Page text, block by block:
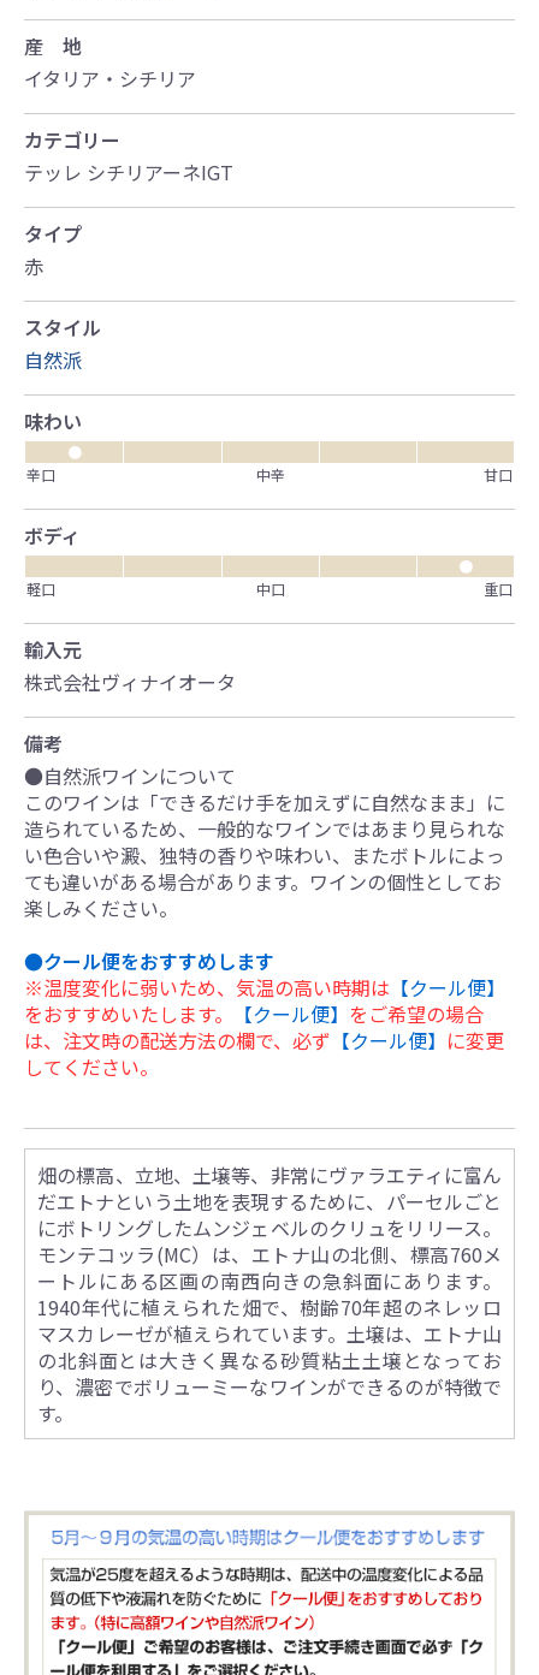
産 地
イタリア・シチリア
カテゴリー
テッレ シチリアーネIGT
タイプ
赤
スタイル
自然派
味わい
●
辛口
中辛 甘口
ボディ
●
軽口
中口 重口
輸入元
株式会社ヴィナイオータ
備考
●自然派ワインについて
このワインは「できるだけ手を加えずに自然なまま」に
造られているため、一般的なワインではあまり見られな
い色合いや澱、独特の香りや味わい、またボトルによっ
ても違いがある場合があります。ワインの個性としてお
楽しみください。
●クール便をおすすめします
※温度変化に弱いため、気温の高い時期は 【クール便】
をおすすめいたします。
【クール便】 をご希望の場合
は、注文時の配送方法の欄で、必ず 【クール便】 に変更
してください。
畑の標高、立地、土壌等、非常にヴァラエティに富ん
だエトナという土地を表現するために、パーセルごと
にボトリングしたムンジェベルのクリュをリリース。
モンテコッラ(MC）は、エトナ山の北側、標高760メ
ートルにある区画の南西向きの急斜面にあります。
1940年代に植えられた畑で、樹齢70年超のネレッロ
マスカレーゼが植えられています。土壌は、エトナ山
の北斜面とは大きく異なる砂質粘土土壌となってお
り、濃密でボリューミーなワインができるのが特徴で
す。